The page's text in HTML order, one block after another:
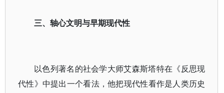
三、轴心文明与早期现代性
以色列著名的社会学大师艾森斯塔特在《反思现
代性》中提出一个看法，他把现代性看作是人类历史